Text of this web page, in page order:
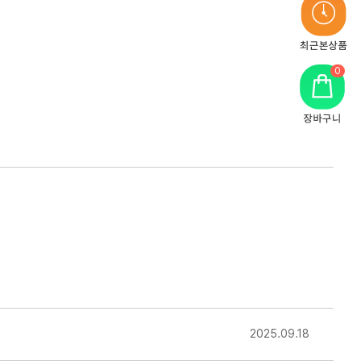
2025.09.18
최
근
본
상
품
0